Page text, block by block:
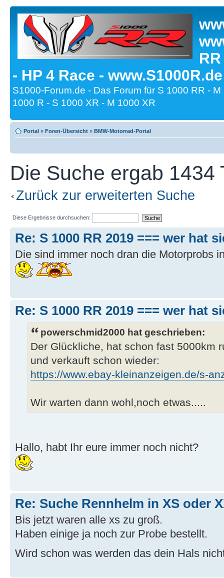
- HP 4 Race -
S1000-Forum.de - Das Forum für S 1000 RR -
1000 R - S 1000 XR - M 1000 XR
Portal » Foren-Übersicht » BMW-Motorrad-Portal
Die Suche ergab 1434
Zurück zur erweiterten Suche
Diese Ergebnisse durchsuchen:
Re: S 1000 RR 2019 === wer hat
Die sind immer noch dran die Motorprobs
Re: S 1000 RR 2019 === wer hat
powerschmid2000 hat geschrieben:
Der Glückliche, hat schon fast 5000km
und verkauft schon wieder:
https://www.ebay-kleinanzeigen.de/s-
Wir warten dann wohl,noch etwas.....
Hallo, habt Ihr eure immer noch nicht?
Re: Suche Rennhelm in XS oder
Bis jetzt waren alle xs zu groß.
Haben einige ja noch zur Probe bestellt.
Wird schon was werden das dein Hals